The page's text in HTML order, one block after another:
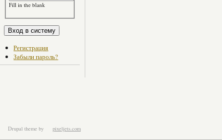
Fill in the blank
Регистрация
Забыли пароль?
Drupal theme by pixeljets.com